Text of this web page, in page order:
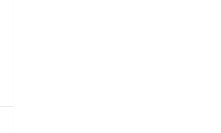
цена составляла €15.79.
€10.55.